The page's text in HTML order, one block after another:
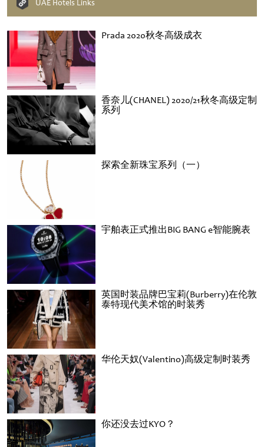
Prada 2020秋冬高级成衣
香奈儿(CHANEL) 2020/21秋冬高级定制
系列
探索全新珠宝系列（一）
宇舶表正式推出BIG BANG e智能腕表
英国时装品牌巴宝莉(Burberry)在伦敦
泰特现代美术馆的时装秀
华伦天奴(Valentino)高级定制时装秀
你还没去过KYO？
UAE Hotels Links